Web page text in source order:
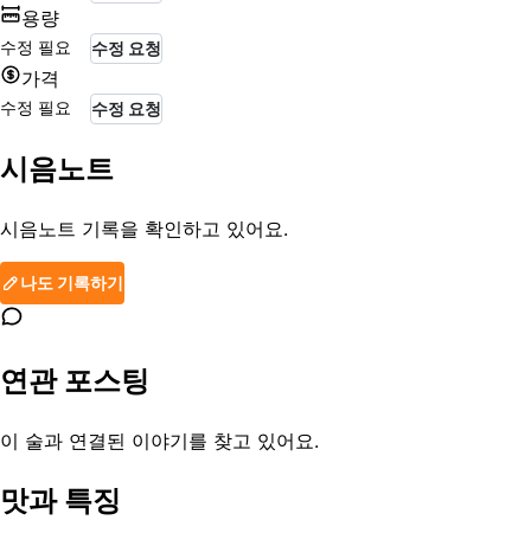
용량
수정 필요 수정 요청
가격
수정 필요 수정 요청
시음노트
시음노트 기록을 확인하고 있어요.
나도 기록하기
연관 포스팅
이 술과 연결된 이야기를 찾고 있어요.
맛과 특징